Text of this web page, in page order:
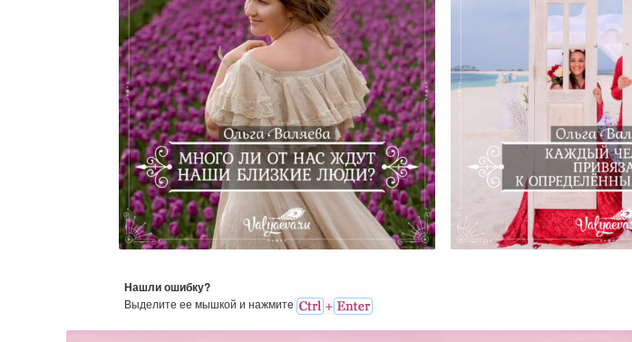
Много Ли От Нас Ждут Наши
Близкие Люди?
Каждый
Нашли ошибку?
Выделите ее мышкой и нажмитe